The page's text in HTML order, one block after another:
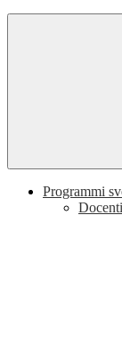
Programmi
Docenti